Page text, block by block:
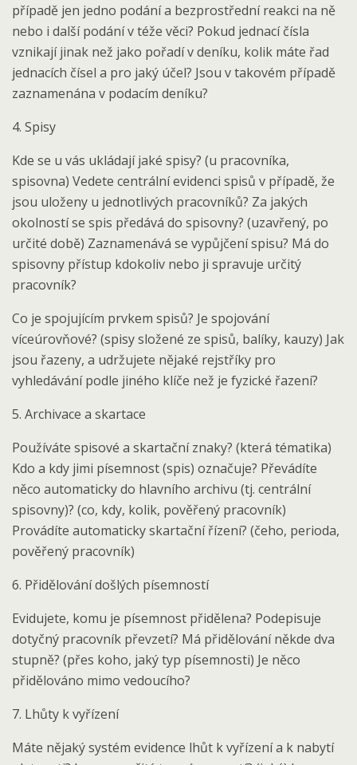
případě jen jedno podání a bezprostřední reakci na ně
nebo i další podání v téže věci? Pokud jednací čísla
vznikají jinak než jako pořadí v deníku, kolik máte řad
jednacích čísel a pro jaký účel? Jsou v takovém případě
zaznamenána v podacím deníku?
4. Spisy
Kde se u vás ukládají jaké spisy? (u pracovníka,
spisovna) Vedete centrální evidenci spisů v případě, že
jsou uloženy u jednotlivých pracovníků? Za jakých
okolností se spis předává do spisovny? (uzavřený, po
určité době) Zaznamenává se vypůjčení spisu? Má do
spisovny přístup kdokoliv nebo ji spravuje určitý
pracovník?
Co je spojujícím prvkem spisů? Je spojování
víceúrovňové? (spisy složené ze spisů, balíky, kauzy) Jak
jsou řazeny, a udržujete nějaké rejstříky pro
vyhledávání podle jiného klíče než je fyzické řazení?
5. Archivace a skartace
Používáte spisové a skartační znaky? (která tématika)
Kdo a kdy jimi písemnost (spis) označuje? Převádíte
něco automaticky do hlavního archivu (tj. centrální
spisovny)? (co, kdy, kolik, pověřený pracovník)
Provádíte automaticky skartační řízení? (čeho, perioda,
pověřený pracovník)
6. Přidělování došlých písemností
Evidujete, komu je písemnost přidělena? Podepisuje
dotyčný pracovník převzetí? Má přidělování někde dva
stupně? (přes koho, jaký typ písemnosti) Je něco
přidělováno mimo vedoucího?
7. Lhůty k vyřízení
Máte nějaký systém evidence lhůt k vyřízení a k nabytí